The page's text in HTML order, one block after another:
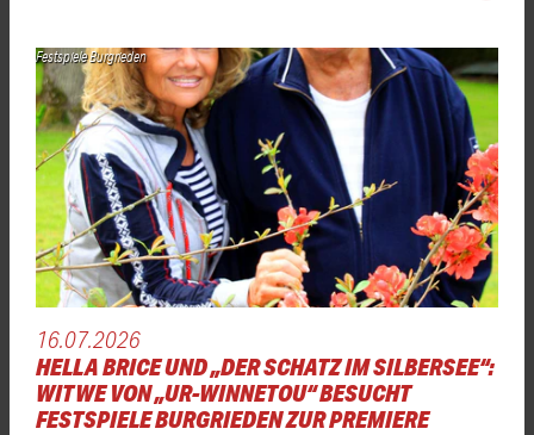
Festspiele Burgrieden
16.07.2026
HELLA BRICE UND „DER SCHATZ IM SILBERSEE“:
WITWE VON „UR-WINNETOU“ BESUCHT
FESTSPIELE BURGRIEDEN ZUR PREMIERE